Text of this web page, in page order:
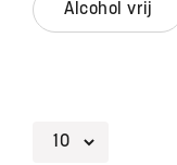
alcohol vrij